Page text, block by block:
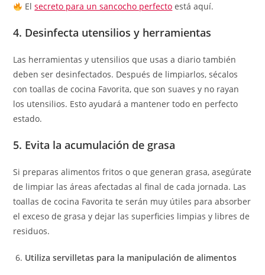
Elsecreto para un sancocho perfecto está aquí.
4. Desinfecta utensilios y herramientas
Las herramientas y utensilios que usas a diario también
deben ser desinfectados. Después de limpiarlos, sécalos
con toallas de cocina Favorita, que son suaves y no rayan
los utensilios. Esto ayudará a mantener todo en perfecto
estado.
5. Evita la acumulación de grasa
Si preparas alimentos fritos o que generan grasa, asegúrate
de limpiar las áreas afectadas al final de cada jornada. Las
toallas de cocina Favorita te serán muy útiles para absorber
el exceso de grasa y dejar las superficies limpias y libres de
residuos.
Utiliza servilletas para la manipulación de alimentos